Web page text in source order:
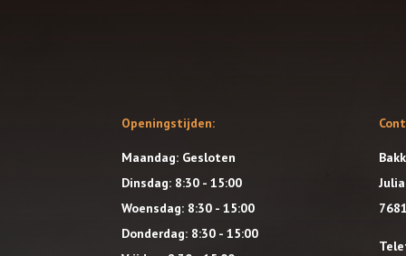
Openingstijden:
Maandag: Gesloten
Dinsdag: 8:30 - 15:00
Woensdag: 8:30 - 15:00
Donderdag: 8:30 - 15:00